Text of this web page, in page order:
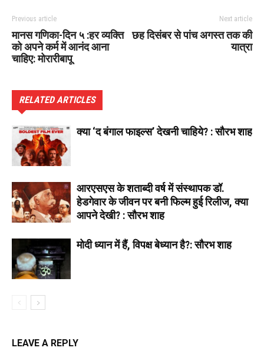
Previous article
मानस गणिका-दिन ५ :हर व्यक्ति
को अपने कर्म में आनंद आना
चाहिए: मोरारीबापू
Next article
छह दिसंबर से पांच अगस्त तक की
यात्रा
RELATED ARTICLES
क्या ‘द बंगाल फाइल्स’ देखनी चाहिये? : सौरभ शाह
आरएसएस के शताब्दी वर्ष में संस्थापक डॉ.
हेडगेवार के जीवन पर बनी फिल्म हुई रिलीज, क्या
आपने देखी? : सौरभ शाह
मोदी ध्यान में हैं, विपक्ष बेध्यान है?: सौरभ शाह
LEAVE A REPLY